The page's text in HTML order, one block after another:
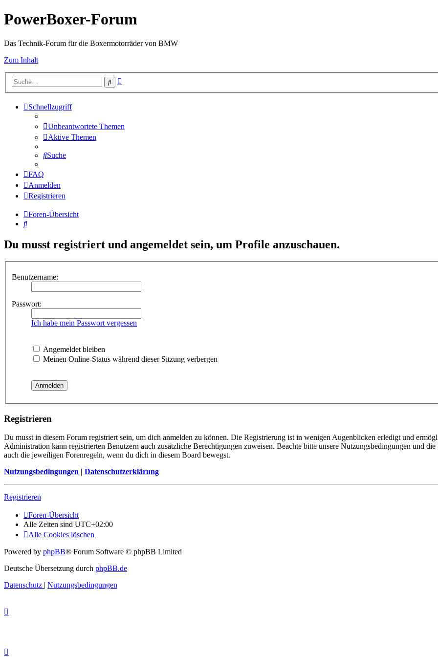
PowerBoxer-Forum
Das Technik-Forum für die Boxermotorräder von BMW
Zum Inhalt
Suche
Schnellzugriff
Unbeantwortete Themen
Aktive Themen
Suche
FAQ
Anmelden
Registrieren
Foren-Übersicht
Suche
Du musst registriert und angemeldet sein, um Profile anzuschauen.
Benutzername:
Passwort:
Ich habe mein Passwort vergessen
Angemeldet bleiben
Meinen Online-Status während dieser Sitzung verbergen
Registrieren
Du musst in diesem Forum registriert sein, um dich anmelden zu können. Die Registrierung ist in wenigen Augenblicken erledigt und
Administration kann registrierten Benutzern auch zusätzliche Berechtigungen zuweisen. Beachte bitte unsere Nutzungsbedingungen und
auch die jeweiligen Forenregeln, wenn du dich in diesem Board bewegst.
Nutzungsbedingungen | Datenschutzerklärung
Registrieren
Foren-Übersicht
Alle Zeiten sind UTC+02:00
Alle Cookies löschen
Powered by phpBB® Forum Software © phpBB Limited
Deutsche Übersetzung durch phpBB.de
Datenschutz | Nutzungsbedingungen